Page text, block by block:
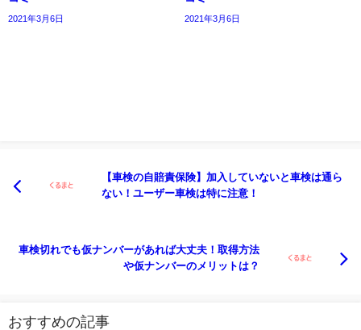
2021年3月6日 2021年3月6日
【車検の自賠責保険】加入していないと車検は通ら
ない！ユーザー車検は特に注意！
車検切れでも仮ナンバーがあれば大丈夫！取得方法
や仮ナンバーのメリットは？
おすすめの記事